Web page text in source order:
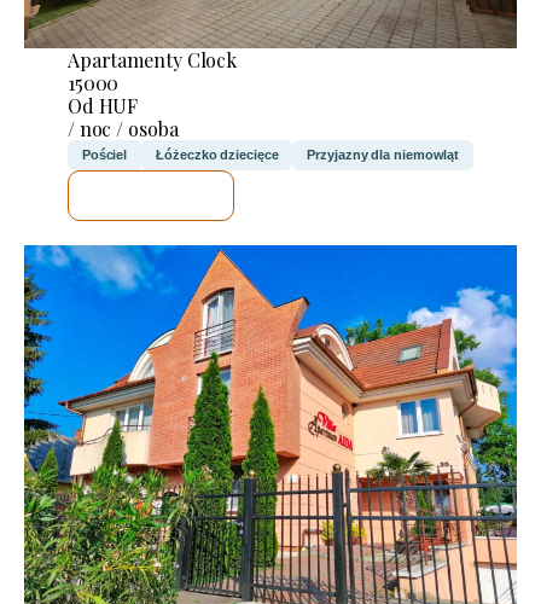
Apartamenty Clock
15000
Od HUF
/ noc / osoba
Pościel Łóżeczko dziecięce Przyjazny dla niemowląt